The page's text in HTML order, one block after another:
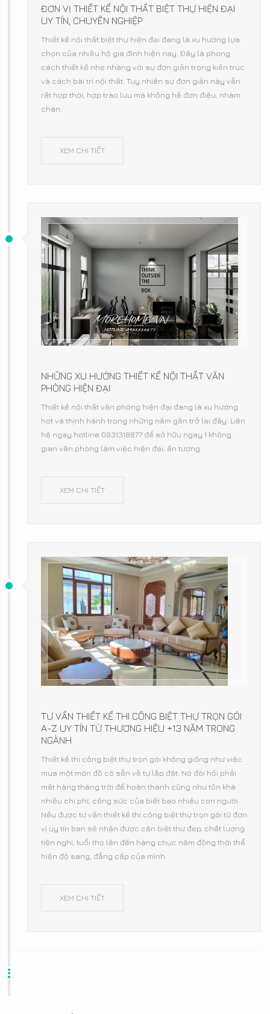
ĐƠN VỊ THIẾT KẾ NỘI THẤT BIỆT THỰ HIỆN ĐẠI
UY TÍN, CHUYÊN NGHIỆP
Thiết kế nội thất biệt thự hiện đại đang là xu hướng lựa
chọn của nhiều hộ gia đình hiện nay. Đây là phong
cách thiết kế nhẹ nhàng với sự đơn giản trong kiến trúc
và cách bài trí nội thất. Tuy nhiên sự đơn giản này vẫn
rất hợp thời, hợp trào lưu mà không hề đơn điệu, nhàm
chán.
XEM CHI TIẾT
NHỮNG XU HƯỚNG THIẾT KẾ NỘI THẤT VĂN
PHÒNG HIỆN ĐẠI
Thiết kế nội thất văn phòng hiện đại đang là xu hướng
hot và thịnh hành trong những năm gần trở lại đây. Liên
hệ ngay hotline 0931318877 để sở hữu ngay 1 không
gian văn phòng làm việc hiện đại, ấn tượng.
XEM CHI TIẾT
TƯ VẤN THIẾT KẾ THI CÔNG BIỆT THỰ TRỌN GÓI
A-Z UY TÍN TỪ THƯƠNG HIỆU +13 NĂM TRONG
NGÀNH
Thiết kế thi công biệt thự trọn gói không giống như việc
mua một món đồ có sẵn về tự lắp đặt. Nó đòi hỏi phải
mất hàng tháng trời để hoàn thành cũng như tốn khá
nhiều chi phí, công sức của biết bao nhiêu con người.
Nếu được tư vấn thiết kế thi công biệt thự trọn gói từ đơn
vị uy tín bạn sẽ nhận được căn biệt thự đẹp, chất lượng
tiện nghi, tuổi thọ lên đến hàng chục năm đồng thời thể
hiện độ sang, đẳng cấp của mình.
XEM CHI TIẾT